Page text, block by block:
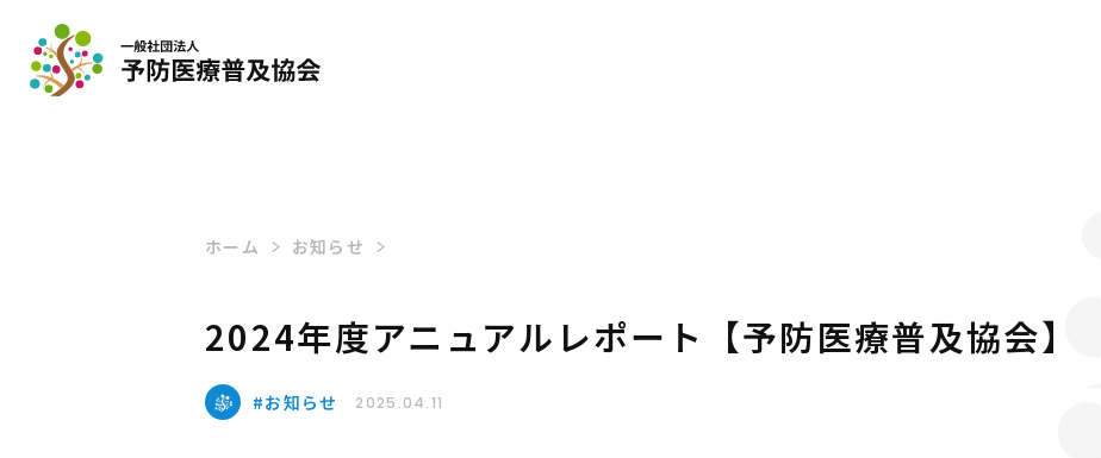
ホーム お知らせ
2024年度アニュアルレポート【予防医療普及協会】
お知らせ 2025.04.11